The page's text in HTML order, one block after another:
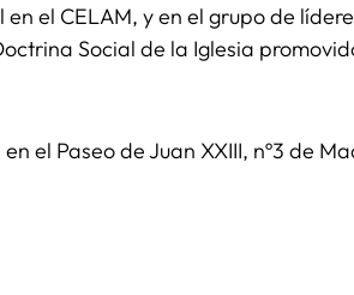
el CELAM, y en el grupo de
Social de la Iglesia
el Paseo de Juan XXIII, nº3 de